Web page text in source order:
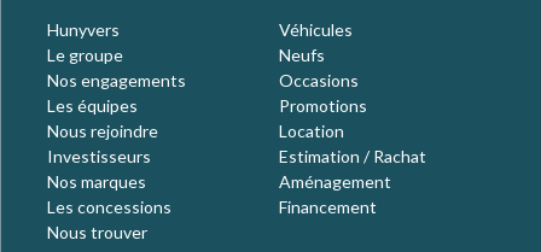
Hunyvers
Le groupe
Nos engagements
Les équipes
Nous rejoindre
Investisseurs
Nos marques
Les concessions
Nous trouver
Véhicules
Neufs
Occasions
Promotions
Location
Estimation / Rachat
Aménagement
Financement